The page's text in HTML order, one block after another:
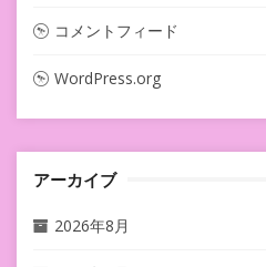
コメントフィード
WordPress.org
アーカイブ
2026年8月